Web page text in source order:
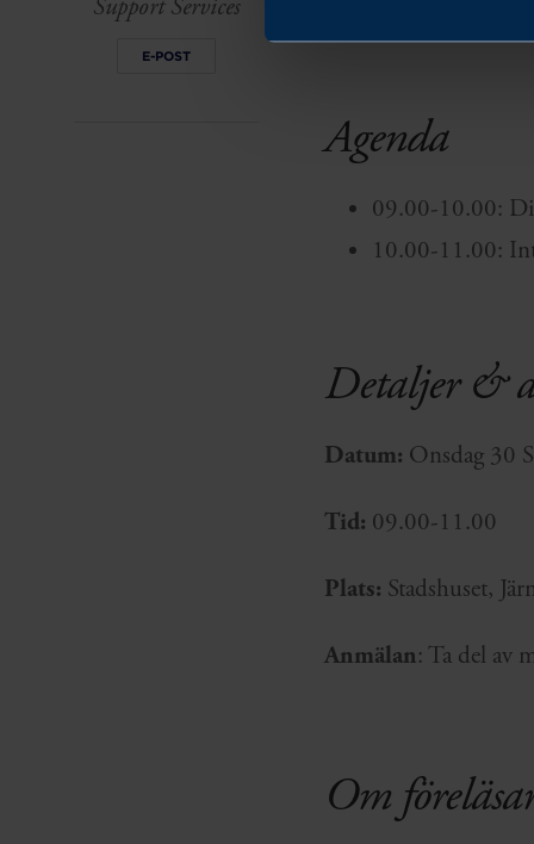
Support Services
E-POST
Agenda
09.00-10.00:
10.00-11.00:
Detaljer &
Datum: Onsdag 30
Tid: 09.00-11.00
Plats: Stadshuset,
Anmälan: Ta del av
Om